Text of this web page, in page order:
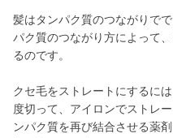
髪はタンパク質のつながりで
パク質のつながり方によって
るのです。
クセ毛をストレートにするに
度切って、アイロンでストレ
ンパク質を再び結合させる薬